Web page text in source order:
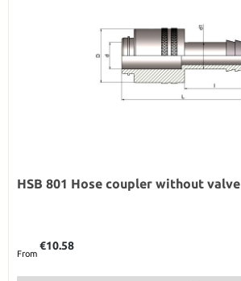
HSB 801 Hose coupler without valve
From
€10.58